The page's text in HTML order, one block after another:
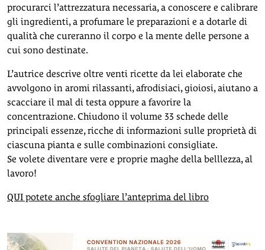
procurarci l’attrezzatura necessaria, a conoscere e calibrare
gli ingredienti, a profumare le preparazioni e a dotarle di
qualità che cureranno il corpo e la mente delle persone a
cui sono destinate.
L’autrice descrive oltre venti ricette da lei elaborate che
avvolgono in aromi rilassanti, afrodisiaci, gioiosi, aiutano a
scacciare il mal di testa oppure a favorire la
concentrazione. Chiudono il volume 33 schede delle
principali essenze, ricche di informazioni sulle proprietà di
ciascuna pianta e sulle combinazioni consigliate.
Se volete diventare vere e proprie maghe della belllezza, al
lavoro!
QUI potete anche sfogliare l’anteprima del libro